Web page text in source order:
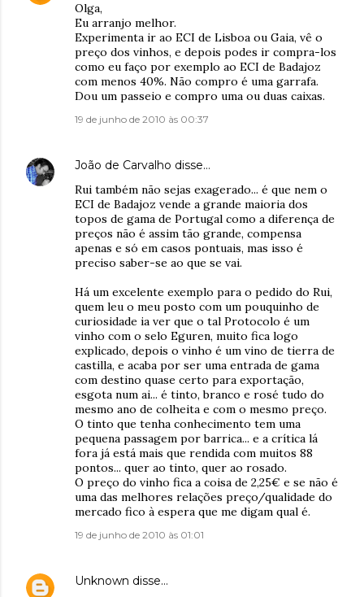
Olga,
Eu arranjo melhor.
Experimenta ir ao ECI de Lisboa ou Gaia, vê o
preço dos vinhos, e depois podes ir compra-los
como eu faço por exemplo ao ECI de Badajoz
com menos 40%. Não compro é uma garrafa.
Dou um passeio e compro uma ou duas caixas.
19 de junho de 2010 às 00:37
João de Carvalho disse…
Rui também não sejas exagerado... é que nem o
ECI de Badajoz vende a grande maioria dos
topos de gama de Portugal como a diferença de
preços não é assim tão grande, compensa
apenas e só em casos pontuais, mas isso é
preciso saber-se ao que se vai.
Há um excelente exemplo para o pedido do Rui,
quem leu o meu posto com um pouquinho de
curiosidade ia ver que o tal Protocolo é um
vinho com o selo Eguren, muito fica logo
explicado, depois o vinho é um vino de tierra de
castilla, e acaba por ser uma entrada de gama
com destino quase certo para exportação,
esgota num ai... é tinto, branco e rosé tudo do
mesmo ano de colheita e com o mesmo preço.
O tinto que tenha conhecimento tem uma
pequena passagem por barrica... e a crítica lá
fora já está mais que rendida com muitos 88
pontos... quer ao tinto, quer ao rosado.
O preço do vinho fica a coisa de 2,25€ e se não é
uma das melhores relações preço/qualidade do
mercado fico à espera que me digam qual é.
19 de junho de 2010 às 01:01
Unknown disse…